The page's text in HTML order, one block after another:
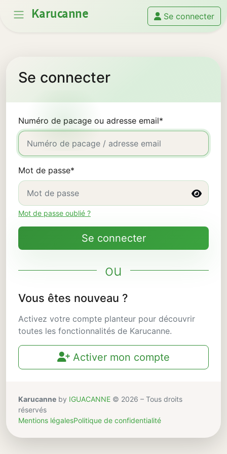
Karucanne Se connecter
Se connecter
Numéro de pacage ou adresse email*
Mot de passe*
Mot de passe oublié ?
Se connecter
ou
Vous êtes nouveau ?
Activez votre compte planteur pour découvrir
toutes les fonctionnalités de Karucanne.
Activer mon compte
Karucanne by IGUACANNE © 2026 – Tous droits
réservés
Mentions légalesPolitique de confidentialité